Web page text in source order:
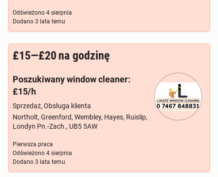
Odświeżono 4 sierpnia
Dodano 3 lata temu
£15—£20 na godzinę
Poszukiwany window cleaner:
£15/h
Sprzedaż, Obsługa klienta
Northolt, Greenford, Wembley, Hayes, Ruislip,
Londyn Pn.-Zach., UB5 5AW
Pierwsza praca
Odświeżono 4 sierpnia
Dodano 3 lata temu